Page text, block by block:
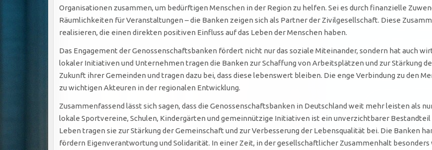
Organisationen zusammen, um bedürftigen Menschen in der Region zu helfen. Sei es durch finanzielle
Räumlichkeiten für Veranstaltungen – die Banken zeigen sich als Partner der Zivilgesellschaft. Diese
realisieren, die einen direkten positiven Einfluss auf das Leben der Menschen haben.
Das Engagement der Genossenschaftsbanken fördert nicht nur das soziale Miteinander, sondern hat auch
lokaler Initiativen und Unternehmen tragen die Banken zur Schaffung von Arbeitsplätzen und zur Stärkung
Zukunft ihrer Gemeinden und tragen dazu bei, dass diese lebenswert bleiben. Die enge Verbindung zu den
zu wichtigen Akteuren in der regionalen Entwicklung.
Zusammenfassend lässt sich sagen, dass die Genossenschaftsbanken in Deutschland weit mehr leisten als
lokale Sportvereine, Schulen, Kindergärten und gemeinnützige Initiativen ist ein unverzichtbarer
Leben tragen sie zur Stärkung der Gemeinschaft und zur Verbesserung der Lebensqualität bei. Die Banken
fördern Eigenverantwortung und Solidarität. In einer Zeit, in der gesellschaftlicher Zusammenhalt